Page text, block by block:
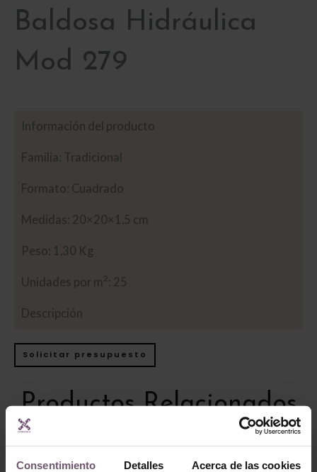
Consentimiento Detalles Acerca de las cookies
Baldosa Hidráulica
Mod 279
Información del producto
Familia: Tradicional
Formato: Cuadrado
Medidas: 20×20×1,5 cm
Peso: 1,30 Kg
Unidades por m 2: 25
Descripción
Solicitar presupuesto
Productos Relacionados